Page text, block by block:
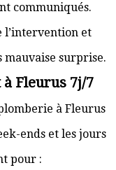
communiqués.
l’intervention et
mauvaise surprise.
Fleurus 7j/7
à Fleurus
ends et les jours
pour :